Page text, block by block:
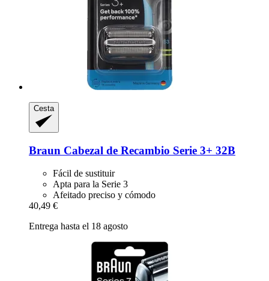
Cesta
Braun Cabezal de Recambio Serie 3+ 32B
Fácil de sustituir
Apta para la Serie 3
Afeitado preciso y cómodo
40,49 €
Entrega hasta el 18 agosto